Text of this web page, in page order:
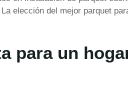
elección del mejor parquet
para un